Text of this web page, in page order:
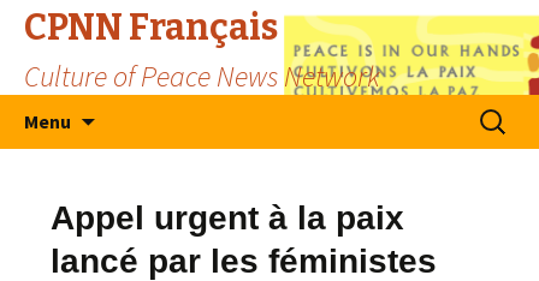
CPNN Français
Culture of Peace News Network
Menu
Search
for:
Appel urgent à la paix
lancé par les féministes